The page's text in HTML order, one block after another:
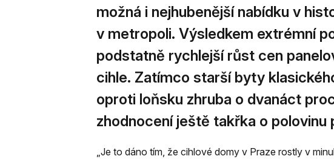
možná i nejhubenější nabídku v
v metropoli. Výsledkem extrémní
podstatně rychlejší růst cen
cihle. Zatímco starší byty
oproti loňsku zhruba o dvanáct
zhodnocení ještě takřka o polovinu
„Je to dáno tím, že cihlové domy v Praze rostly v